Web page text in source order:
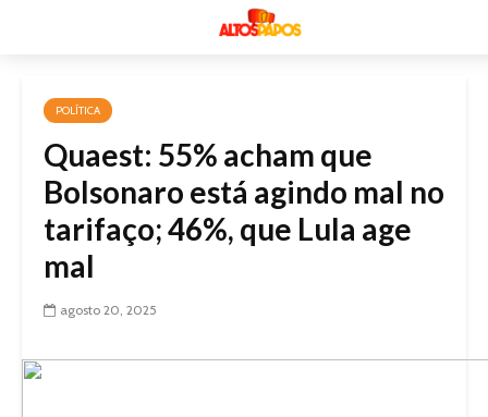
POLÍTICA
Quaest: 55% acham que
Bolsonaro está agindo mal no
tarifaço; 46%, que Lula age
mal
agosto 20, 2025